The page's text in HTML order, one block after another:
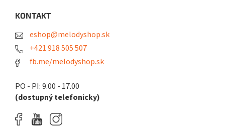
KONTAKT
eshop@melodyshop.sk
+421 918 505 507
fb.me/melodyshop.sk
PO - PI: 9.00 - 17.00
(dostupný telefonicky)